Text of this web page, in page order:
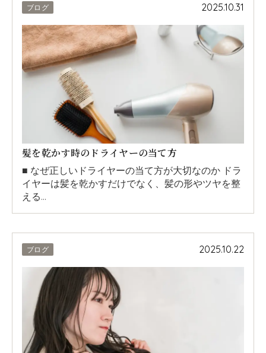
ブログ 2025.10.31
髪を乾かす時のドライヤーの当て方
■ なぜ正しいドライヤーの当て方が大切なのか ドラ
イヤーは髪を乾かすだけでなく、髪の形やツヤを整
える…
ブログ 2025.10.22